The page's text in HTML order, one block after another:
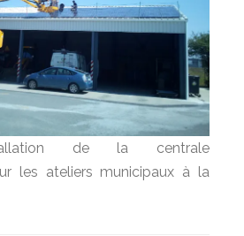
de la centrale
les ateliers municipaux à la